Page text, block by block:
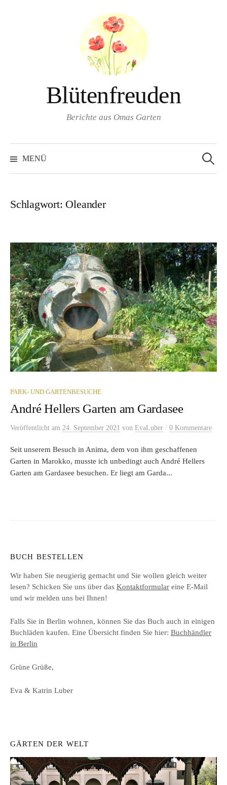
Blütenfreuden
Berichte aus Omas Garten
MENÜ
nach:
Schlagwort: Oleander
PARK- UND GARTENBESUCHE
André Hellers Garten am Gardasee
Veröffentlicht am 24. September 2021 von EvaLuber / 0 Kommentare
Seit unserem Besuch in Anima, dem von ihm geschaffenen
Garten in Marokko, musste ich unbedingt auch André Hellers
Garten am Gardasee besuchen. Er liegt am Garda...
BUCH BESTELLEN
Wir haben Sie neugierig gemacht und Sie wollen gleich weiter
lesen? Schicken Sie uns über das Kontaktformular eine E-Mail
und wir melden uns bei Ihnen!
Falls Sie in Berlin wohnen, können Sie das Buch auch in einigen
Buchläden kaufen. Eine Übersicht finden Sie hier: Buchhändler
in Berlin
Grüne Grüße,
Eva & Katrin Luber
GÄRTEN DER WELT